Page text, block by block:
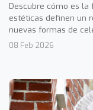
Descubre cómo es
estéticas definen un
nuevas formas de
08 Feb 2026